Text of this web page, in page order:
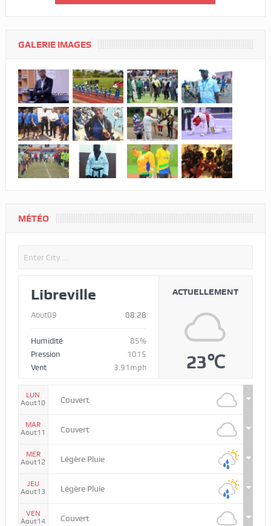
GALERIE IMAGES
MÉTÉO
Libreville
Aout09 08:28
Humidité
85%
Pression
1015
Vent
3.91mph
ACTUELLEMENT
23℃
LUN
Aout10
Couvert
MAR
Aout11
Couvert
MER
Aout12
Légère Pluie
JEU
Aout13
Légère Pluie
VEN
Aout14
Couvert